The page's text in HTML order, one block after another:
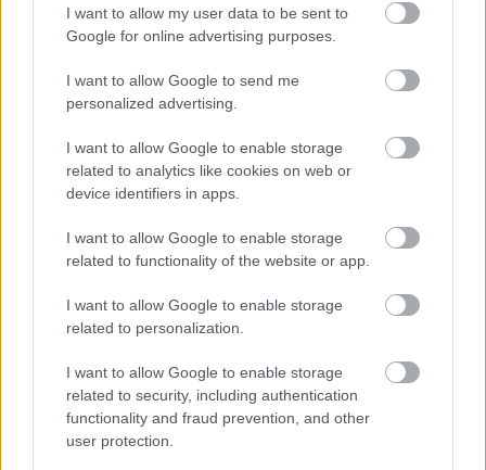
I want to allow my user data to be sent to
Google for online advertising purposes.
I want to allow Google to send me
personalized advertising.
I want to allow Google to enable storage
related to analytics like cookies on web or
device identifiers in apps.
I want to allow Google to enable storage
related to functionality of the website or app.
I want to allow Google to enable storage
related to personalization.
I want to allow Google to enable storage
related to security, including authentication
functionality and fraud prevention, and other
user protection.
Prezi
11 éve
@Kunta Kinte: Szomáliából írok.
Ha te a mondanivalómból ezt olvastad ki, akkor
Ócsárolhatjuk egymást napestig, de mielőtt ezt
megtennénk, kérlek arra a felvetésemre reagálj, hogy
amennyiben olyan hozzászólásokat produkál valaki,
egész' akkor minek kattintott, minek hányta ide?
Egyértelműen látszik, hogy baromságnak tartja az
Én arról beszélek 'nyuszómuszó', hogy ha lenne
értelmes véleménye, amit meg lehetne vitatni és
felmutatná az autóbuzéria ellenpólusát, miszerint
azért fos ez mert és nézd, akkor nem akarnák többen
legyalulni. Ha nekem nem tetszik vagy nem is
érdekel a sakkszakkör, nem megyek be csak azért
mert nyilvános és osztom azt azt szerető